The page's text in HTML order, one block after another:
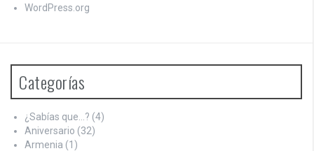
WordPress.org
Categorías
¿Sabías que…? (4)
Aniversario (32)
Armenia (1)